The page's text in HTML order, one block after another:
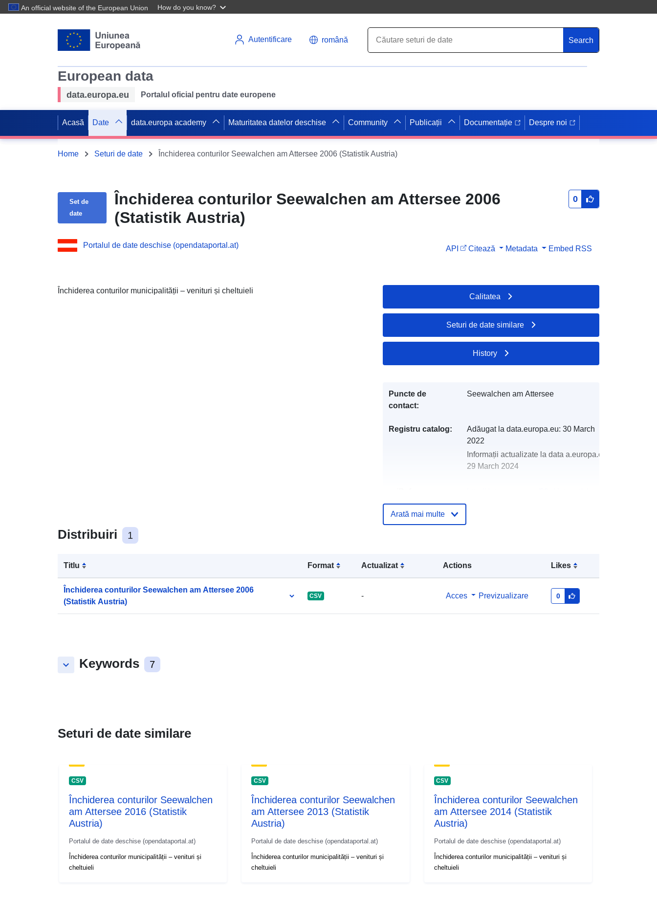
An official website of the European Union How do you know?
Autentificare română Search
European data
data.europa.eu Portalul oficial pentru date europene
Acasă Date data.europa academy Maturitatea datelor deschise Community Publicații Documentație Despre noi
Home Seturi de date Închiderea conturilor Seewalchen am Attersee 2006 (Statistik Austria)
Set de
date
Închiderea conturilor Seewalchen am Attersee 2006
(Statistik Austria)
0
Portalul de date deschise (opendataportal.at) API Citează Metadata Embed RSS
Închiderea conturilor municipalității – venituri și cheltuieli
Distribuiri 1
Titlu Format Actualizat Actions Likes
Închiderea conturilor Seewalchen am Attersee 2006
(Statistik Austria)
CSV - Acces Previzualizare 0
keyboard_arrow_down Keywords 7
Calitatea
Seturi de date similare
History
Puncte de
contact:
Seewalchen am Attersee
Registru catalog: Adăugat la data.europa.eu: 30 March
2022
Informații actualizate la data a.europa.eu:
29 March 2024
Arată mai multe
Seturi de date similare
CSV
Închiderea conturilor Seewalchen
am Attersee 2016 (Statistik
Austria)
Portalul de date deschise (opendataportal.at)
Închiderea conturilor municipalității – venituri și
cheltuieli
CSV
Închiderea conturilor Seewalchen
am Attersee 2013 (Statistik
Austria)
Portalul de date deschise (opendataportal.at)
Închiderea conturilor municipalității – venituri și
cheltuieli
CSV
Închiderea conturilor Seewalchen
am Attersee 2014 (Statistik
Austria)
Portalul de date deschise (opendataportal.at)
Închiderea conturilor municipalității – venituri și
cheltuieli